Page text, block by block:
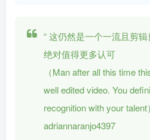
“这仍然是一个一流且剪
绝对值得更多认可
（Man after all this time
well edited video. You
recognition with your talent
adriannaranjo4397